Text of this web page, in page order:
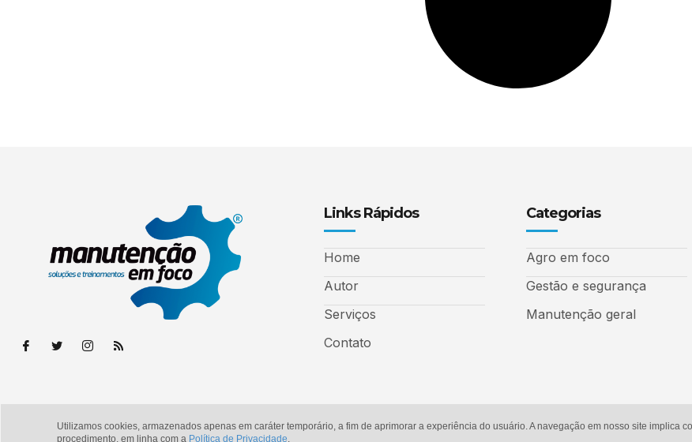
Links Rápidos
Home
Autor
Serviços
Contato
Categorias
Agro em foco
Gestão e segurança
Manutenção geral
© Copyright 2026 - Manutenção em Foco
Utilizamos cookies, armazenados apenas em caráter temporário, a fim de aprimorar a experiência do usuário. A navegação em nosso site implica
procedimento, em linha com a Política de Privacidade.